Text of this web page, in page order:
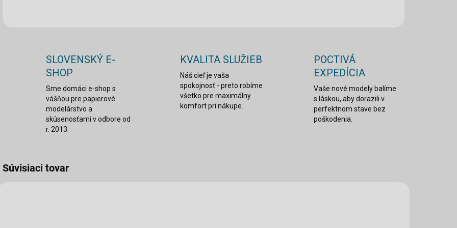
SLOVENSKÝ E-
SHOP
Sme domáci e-shop s
vášňou pre papierové
modelárstvo a
skúsenosťami v odbore od
r. 2013.
KVALITA SLUŽIEB
Náš cieľ je vaša
spokojnosť - preto robíme
všetko pre maximálny
komfort pri nákupe.
POCTIVÁ
EXPEDÍCIA
Vaše nové modely balíme
s láskou, aby dorazili v
perfektnom stave bez
poškodenia.
Súvisiaci tovar